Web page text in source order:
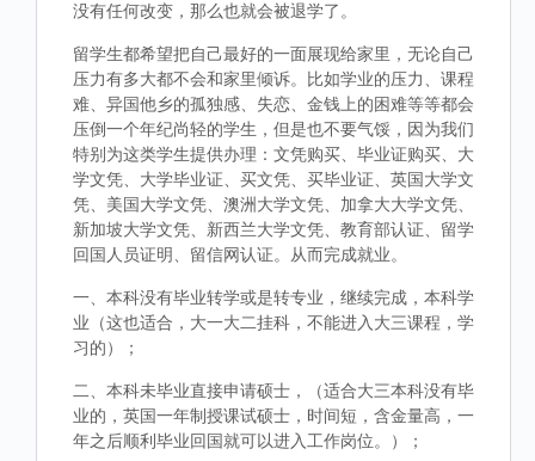
没有任何改变，那么也就会被退学了。
留学生都希望把自己最好的一面展现给家里，无论自己
压力有多大都不会和家里倾诉。比如学业的压力、课程
难、异国他乡的孤独感、失恋、金钱上的困难等等都会
压倒一个年纪尚轻的学生，但是也不要气馁，因为我们
特别为这类学生提供办理：文凭购买、毕业证购买、大
学文凭、大学毕业证、买文凭、买毕业证、英国大学文
凭、美国大学文凭、澳洲大学文凭、加拿大大学文凭、
新加坡大学文凭、新西兰大学文凭、教育部认证、留学
回国人员证明、留信网认证。从而完成就业。
一、本科没有毕业转学或是转专业，继续完成，本科学
业（这也适合，大一大二挂科，不能进入大三课程，学
习的）；
二、本科未毕业直接申请硕士，（适合大三本科没有毕
业的，英国一年制授课试硕士，时间短，含金量高，一
年之后顺利毕业回国就可以进入工作岗位。）；